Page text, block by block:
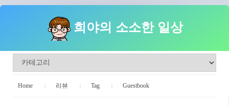
희야의 소소한 일상
Home 리뷰 Tag Guestbook